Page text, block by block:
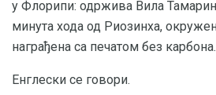
у Флорипи: одржива Вила
минута хода од Риозинха,
награђена са печатом без карбона.
Енглески се говори.